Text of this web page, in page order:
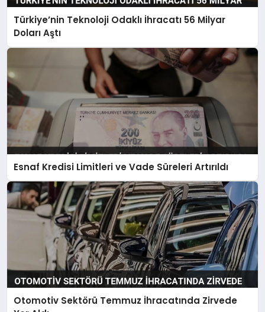
Türkiye’nin Teknoloji Odaklı İhracatı 56 Milyar
Doları Aştı
Esnaf Kredisi Limitleri ve Vade Süreleri Artırıldı
Otomotiv Sektörü Temmuz İhracatında Zirvede